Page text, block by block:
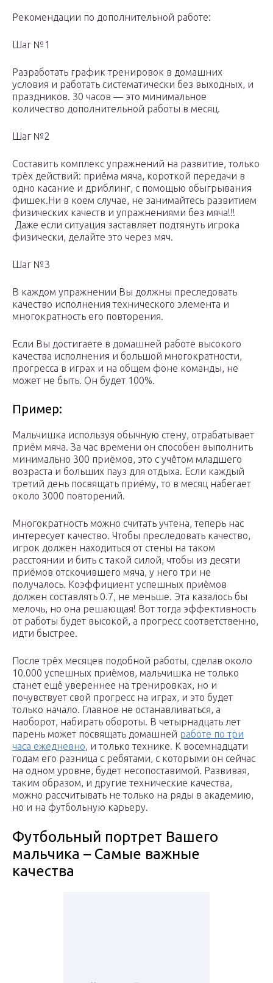
Рекомендации по дополнительной работе:
Шаг №1
Разработать график тренировок в домашних
условия и работать систематически без выходных, и
праздников. 30 часов — это минимальное
количество дополнительной работы в месяц.
Шаг №2
Составить комплекс упражнений на развитие, только
трёх действий: приёма мяча, короткой передачи в
одно касание и дриблинг, с помощью обыгрывания
фишек.Ни в коем случае, не занимайтесь развитием
физических качеств и упражнениями без мяча!!!
Даже если ситуация заставляет подтянуть игрока
физически, делайте это через мяч.
Шаг №3
В каждом упражнении Вы должны преследовать
качество исполнения технического элемента и
многократность его повторения.
Если Вы достигаете в домашней работе высокого
качества исполнения и большой многократности,
прогресса в играх и на общем фоне команды, не
может не быть. Он будет 100%.
Пример:
Мальчишка используя обычную стену, отрабатывает
приём мяча. За час времени он способен выполнить
минимально 300 приёмов, это с учётом младшего
возраста и больших пауз для отдыха. Если каждый
третий день посвящать приёму, то в месяц набегает
около 3000 повторений.
Многократность можно считать учтена, теперь нас
интересует качество. Чтобы преследовать качество,
игрок должен находиться от стены на таком
расстоянии и бить с такой силой, чтобы из десяти
приёмов отскочившего мяча, у него три не
получалось. Коэффициент успешных приёмов
должен составлять 0.7, не меньше. Эта казалось бы
мелочь, но она решающая! Вот тогда эффективность
от работы будет высокой, а прогресс соответственно,
идти быстрее.
После трёх месяцев подобной работы, сделав около
10.000 успешных приёмов, мальчишка не только
станет ещё увереннее на тренировках, но и
почувствует свой прогресс на играх, и это будет
только начало. Главное не останавливаться, а
наоборот, набирать обороты. В четырнадцать лет
парень может посвящать домашней работе по три
часа ежедневно, и только технике. К восемнадцати
годам его разница с ребятами, с которыми он сейчас
на одном уровне, будет несопоставимой. Развивая,
таким образом, и другие технические качества,
можно рассчитывать не только на ряды в академию,
но и на футбольную карьеру.
Футбольный портрет Вашего
мальчика – Самые важные
качества